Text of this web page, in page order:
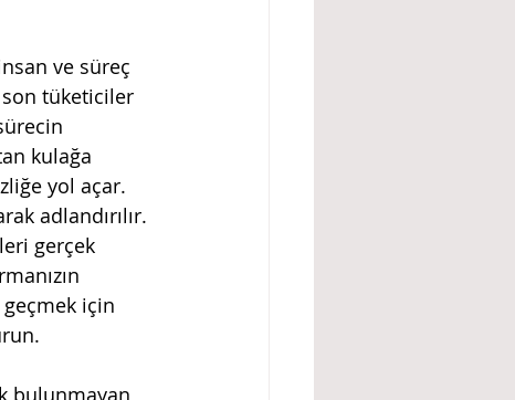
tüketiciler
kulağa
yol açar.
adlandırılır.
gerçek
için